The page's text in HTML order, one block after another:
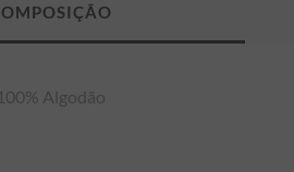
100% Algodão